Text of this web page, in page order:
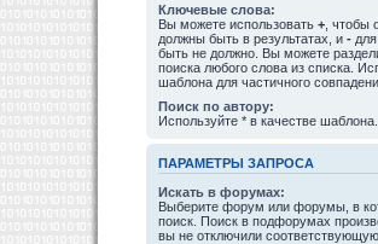
Ключевые слова:
Вы можете использовать + , чтобы
должны быть в результатах, и -
быть не должно. Вы можете
поиска любого слова из списка.
шаблона для частичного
Поиск по автору:
Используйте * в качестве шаблона.
ПАРАМЕТРЫ ЗАПРОСА
Искать в форумах:
Выберите форум или форумы, в
поиск. Поиск в подфорумах
вы не отключили